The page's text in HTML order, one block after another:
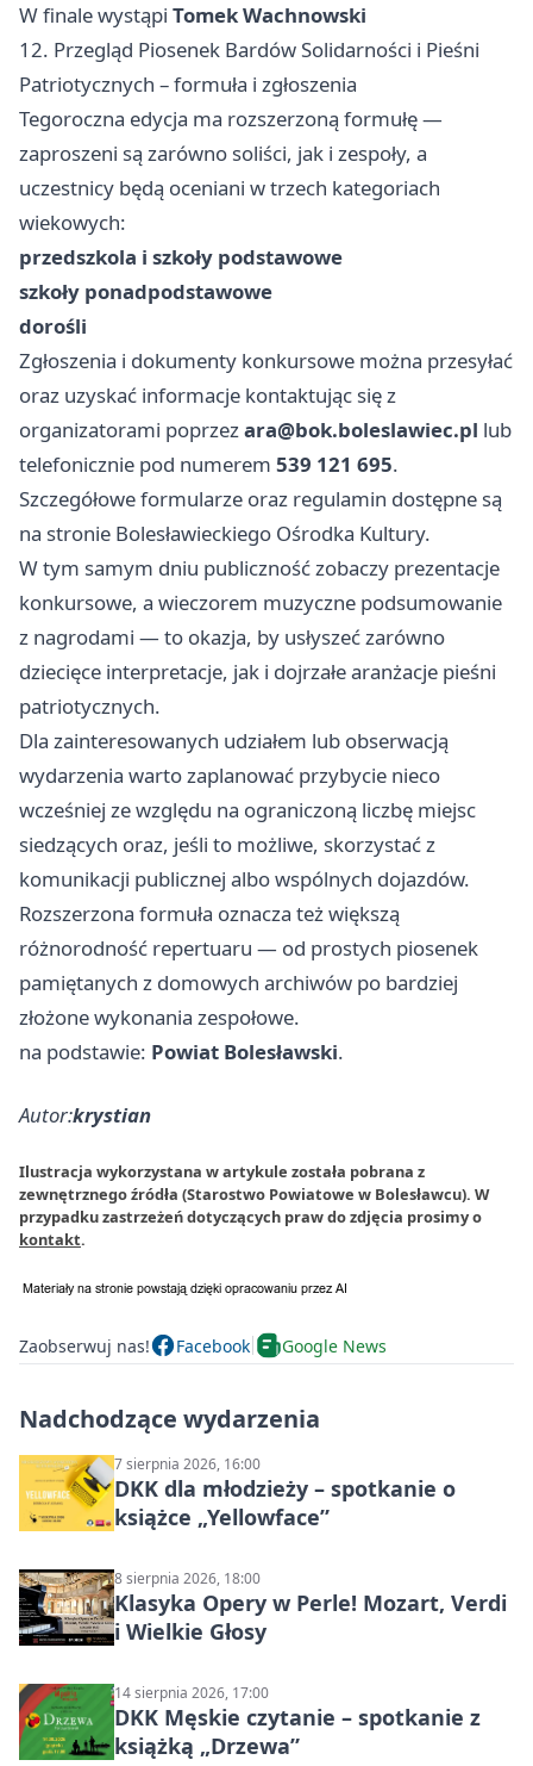
W finale wystąpi Tomek Wachnowski
12. Przegląd Piosenek Bardów Solidarności i Pieśni
Patriotycznych – formuła i zgłoszenia
Tegoroczna edycja ma rozszerzoną formułę —
zaproszeni są zarówno soliści, jak i zespoły, a
uczestnicy będą oceniani w trzech kategoriach
wiekowych:
przedszkola i szkoły podstawowe
szkoły ponadpodstawowe
dorośli
Zgłoszenia i dokumenty konkursowe można przesyłać
oraz uzyskać informacje kontaktując się z
organizatorami poprzezara@bok.boleslawiec.pl lub
telefonicznie pod numerem 539 121 695.
Szczegółowe formularze oraz regulamin dostępne są
na stronie Bolesławieckiego Ośrodka Kultury.
W tym samym dniu publiczność zobaczy prezentacje
konkursowe, a wieczorem muzyczne podsumowanie
z nagrodami — to okazja, by usłyszeć zarówno
dziecięce interpretacje, jak i dojrzałe aranżacje pieśni
patriotycznych.
Dla zainteresowanych udziałem lub obserwacją
wydarzenia warto zaplanować przybycie nieco
wcześniej ze względu na ograniczoną liczbę miejsc
siedzących oraz, jeśli to możliwe, skorzystać z
komunikacji publicznej albo wspólnych dojazdów.
Rozszerzona formuła oznacza też większą
różnorodność repertuaru — od prostych piosenek
pamiętanych z domowych archiwów po bardziej
złożone wykonania zespołowe.
na podstawie: Powiat Bolesławski.
Autor:krystian
Ilustracja wykorzystana w artykule została pobrana z
zewnętrznego źródła (Starostwo Powiatowe w Bolesławcu). W
przypadku zastrzeżeń dotyczących praw do zdjęcia prosimy o
kontakt.
Zaobserwuj nas! Facebook Google News
Nadchodzące wydarzenia
7 sierpnia 2026, 16:00
DKK dla młodzieży – spotkanie o
książce „Yellowface”
8 sierpnia 2026, 18:00
Klasyka Opery w Perle! Mozart, Verdi
i Wielkie Głosy
14 sierpnia 2026, 17:00
DKK Męskie czytanie – spotkanie z
książką „Drzewa”